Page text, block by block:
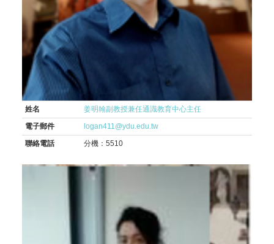
姓名
姜明翰副教授兼任通識教育中心主任
電子郵件
logan411@ydu.edu.tw
聯絡電話
分機：5510